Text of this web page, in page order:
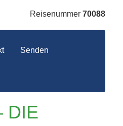
Reisenummer 70088
Senden
DIE